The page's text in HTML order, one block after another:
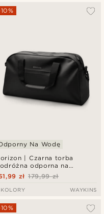
| Czarna torba
odporna na
Na Wodę
179,99 zł
zł
WAYKINS